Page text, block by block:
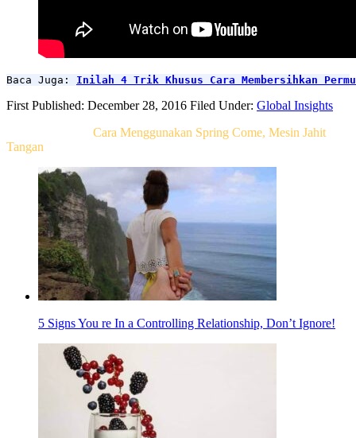
Baca Juga: Inilah 4 Trik Khusus Cara Membersihkan
First Published: December 28, 2016 Filed Under: Global Insights
Cara Menggunakan Spring Come, Mesin Jahit
Tangan
5 Signs You re In a Controlling Relationship, Don’t Ignore!